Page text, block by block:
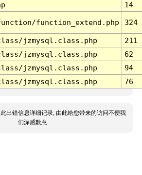
14
function_extend.php 324
jzmysql.class.php
211
jzmysql.class.php
62
jzmysql.class.php
94
jzmysql.class.php 76
出错信息详细记录, 由此给您带来的访问不便我
们深感歉意.